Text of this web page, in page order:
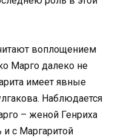
воплощением
Марго далеко не
имеет явные
Наблюдается
– женой Генриха
и с Маргаритой